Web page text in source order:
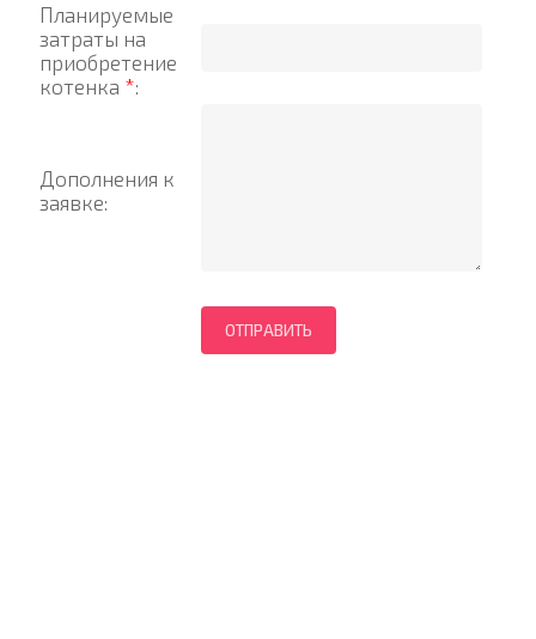
Планируемые
затраты на
приобретение
котенка *:
Дополнения к
заявке: